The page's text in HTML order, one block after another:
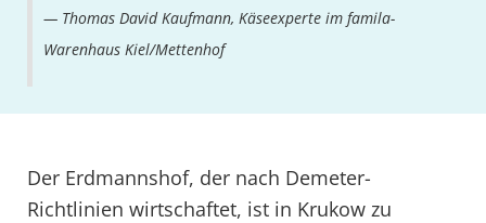
Thomas David Kaufmann, Käseexperte im famila-
Warenhaus Kiel/Mettenhof
Der Erdmannshof, der nach Demeter-
Richtlinien wirtschaftet, ist in Krukow zu